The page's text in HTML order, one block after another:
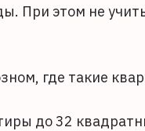
При этом не
где такие
до 32